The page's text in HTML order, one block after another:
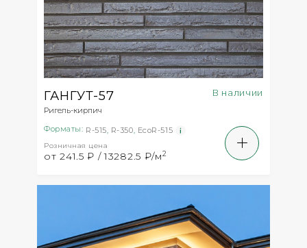
ГАНГУТ-57
Ригель-кирпич
В наличии
Форматы: R-515, R-350, EcoR-515
Розничная цена
от 241.5 ₽ / 13282.5 ₽/м2